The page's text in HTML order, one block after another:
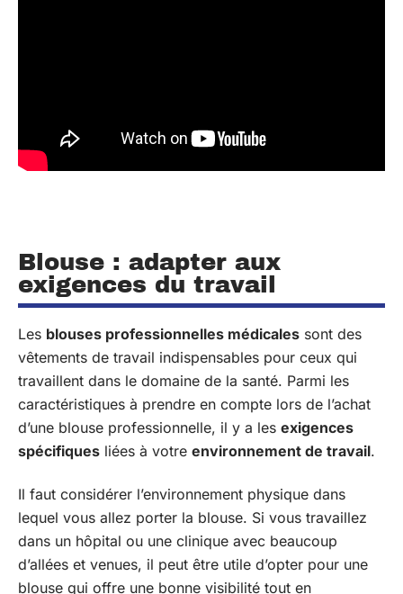
Blouse : adapter aux
exigences du travail
Les blouses professionnelles médicales sont des
vêtements de travail indispensables pour ceux qui
travaillent dans le domaine de la santé. Parmi les
caractéristiques à prendre en compte lors de l’achat
d’une blouse professionnelle, il y a les exigences
spécifiques liées à votre environnement de travail.
Il faut considérer l’environnement physique dans
lequel vous allez porter la blouse. Si vous travaillez
dans un hôpital ou une clinique avec beaucoup
d’allées et venues, il peut être utile d’opter pour une
blouse qui offre une bonne visibilité tout en